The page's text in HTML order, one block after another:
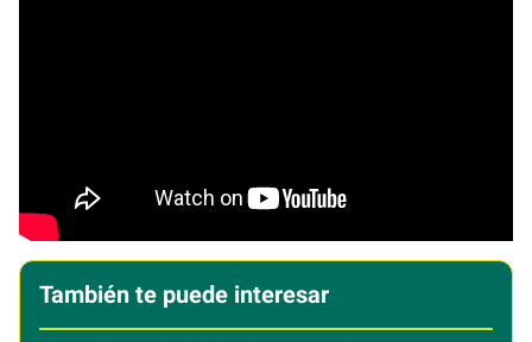
También te puede interesar